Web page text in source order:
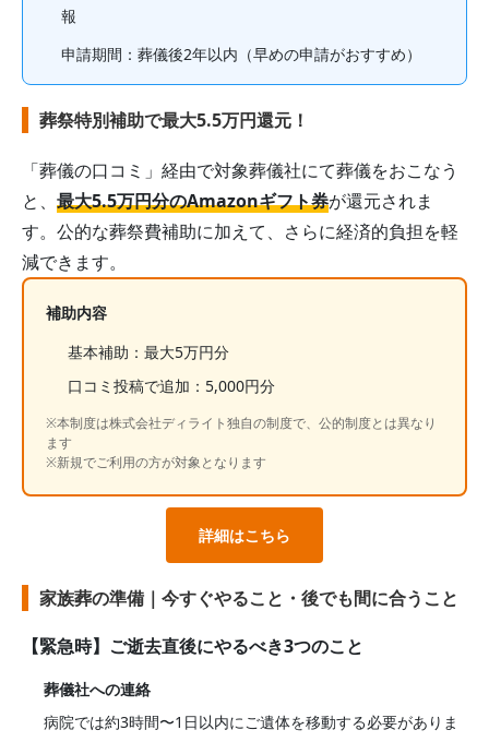
報
申請期間： 葬儀後2年以内 （早めの申請がおすすめ）
葬祭特別補助で最大5.5万円還元！
「葬儀の口コミ」経由で対象葬儀社にて葬儀をおこなう
と、 最大5.5万円分のAmazonギフト券が還元されま
す。公的な葬祭費補助に加えて、さらに経済的負担を軽
減できます。
補助内容
基本補助：最大5万円分
口コミ投稿で追加：5,000円分
※本制度は株式会社ディライト独自の制度で、公的制度とは異なり
ます
※新規でご利用の方が対象となります
詳細はこちら
家族葬の準備｜今すぐやること・後でも間に合うこと
【緊急時】ご逝去直後にやるべき3つのこと
葬儀社への連絡
病院では約3時間〜1日以内にご遺体を移動する必要がありま